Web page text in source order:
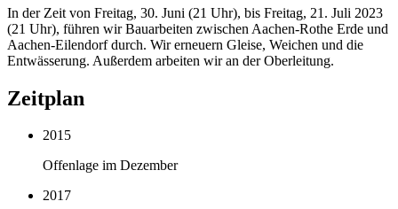
In der Zeit von Freitag, 30. Juni (21 Uhr), bis Freitag, 21. Juli 2023
(21 Uhr), führen wir Bauarbeiten zwischen Aachen-Rothe Erde und
Aachen-Eilendorf durch. Wir erneuern Gleise, Weichen und die
Entwässerung. Außerdem arbeiten wir an der Oberleitung.
Zeitplan
2015
Offenlage im Dezember
2017